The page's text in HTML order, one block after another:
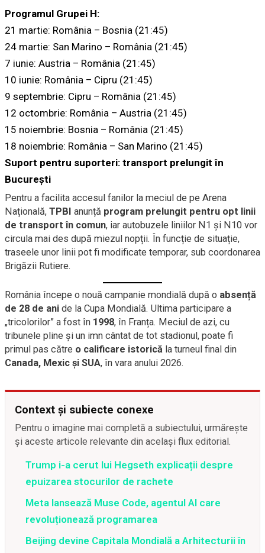
Programul Grupei H:
21 martie: România – Bosnia (21:45)
24 martie: San Marino – România (21:45)
7 iunie: Austria – România (21:45)
10 iunie: România – Cipru (21:45)
9 septembrie: Cipru – România (21:45)
12 octombrie: România – Austria (21:45)
15 noiembrie: Bosnia – România (21:45)
18 noiembrie: România – San Marino (21:45)
Suport pentru suporteri: transport prelungit în
București
Pentru a facilita accesul fanilor la meciul de pe Arena
Națională, TPBI anunță program prelungit pentru opt linii
de transport în comun, iar autobuzele liniilor N1 și N10 vor
circula mai des după miezul nopții. În funcție de situație,
traseele unor linii pot fi modificate temporar, sub coordonarea
Brigăzii Rutiere.
România începe o nouă campanie mondială după o absență
de 28 de ani de la Cupa Mondială. Ultima participare a
„tricolorilor” a fost în 1998, în Franța. Meciul de azi, cu
tribunele pline și un imn cântat de tot stadionul, poate fi
primul pas către o calificare istorică la turneul final din
Canada, Mexic și SUA, în vara anului 2026.
Context și subiecte conexe
Pentru o imagine mai completă a subiectului, urmărește
și aceste articole relevante din același flux editorial.
Trump i-a cerut lui Hegseth explicații despre
epuizarea stocurilor de rachete
Meta lansează Muse Code, agentul AI care
revoluționează programarea
Beijing devine Capitala Mondială a Arhitecturii în